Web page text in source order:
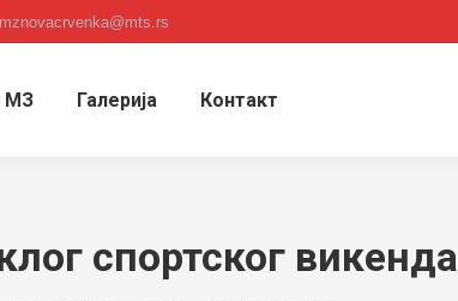
mznovacrvenka@mts.rs
МЗ Галерија Контакт
спортског викенда